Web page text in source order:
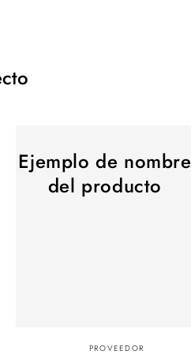
de
nombre
Ejemplo de nombre
del producto
PROVEEDOR